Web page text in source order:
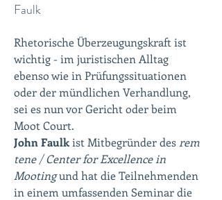
Faulk
Rhetorische Überzeugungskraft ist
wichtig - im juristischen Alltag
ebenso wie in Prüfungssituationen
oder der mündlichen Verhandlung,
sei es nun vor Gericht oder beim
Moot Court.
John Faulk ist Mitbegründer des rem
tene / Center for Excellence in
Mooting und hat die Teilnehmenden
in einem umfassenden Seminar die